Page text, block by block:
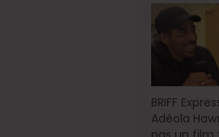
BRIFF
Adéola